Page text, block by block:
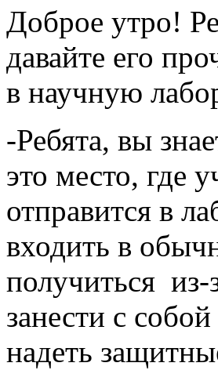
Доброе утро!
давайте его
в научную
-Ребята, вы
это место, где
отправится в
входить в
получиться
занести с
надеть